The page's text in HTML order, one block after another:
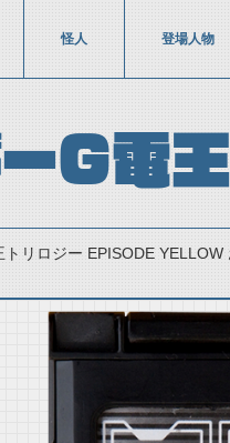
怪人 登場人物
G電王
リロジー EPISODE